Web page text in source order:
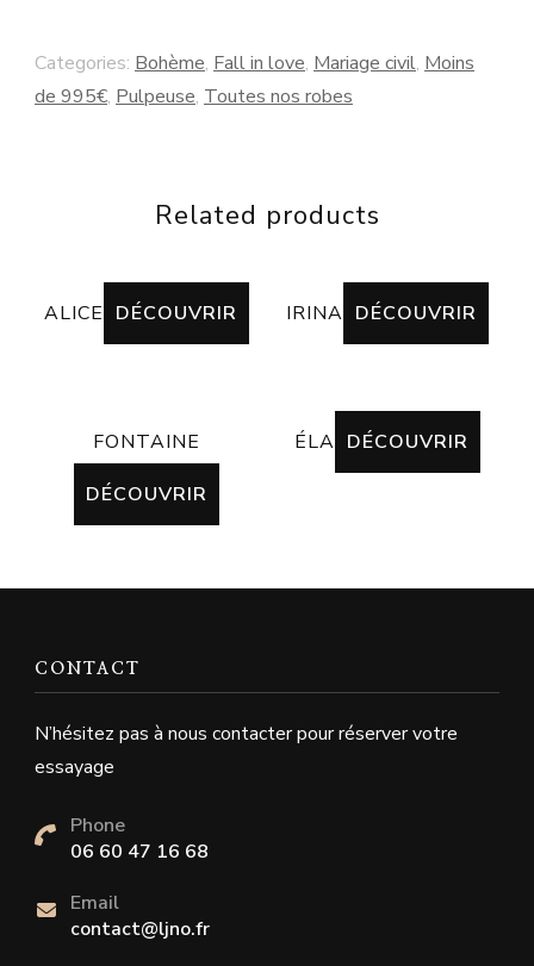
Categories: Bohème, Fall in love, Mariage civil, Moins
de 995€, Pulpeuse, Toutes nos robes
Related products
ALICE DÉCOUVRIR IRINA DÉCOUVRIR
FONTAINE
DÉCOUVRIR
ÉLA DÉCOUVRIR
CONTACT
N’hésitez pas à nous contacter pour réserver votre
essayage
Phone
06 60 47 16 68
Email
contact@ljno.fr